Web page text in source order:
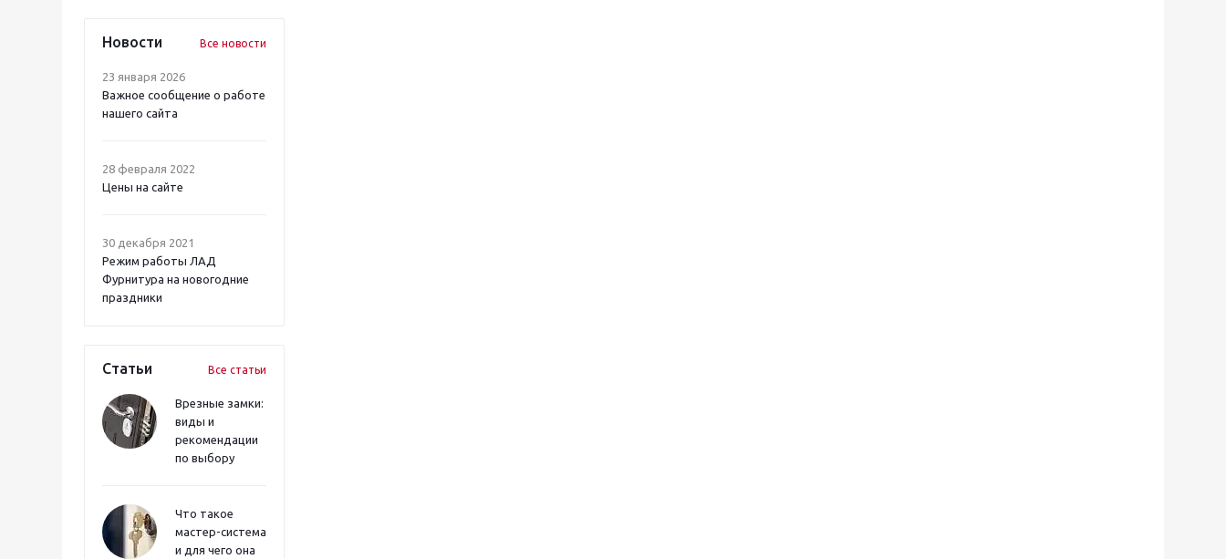
Новости Все новости
23 января 2026
Важное сообщение о работе
нашего сайта
28 февраля 2022
Цены на сайте
30 декабря 2021
Режим работы ЛАД
Фурнитура на новогодние
праздники
Статьи Все статьи
Врезные замки:
виды и
рекомендации
по выбору
Что такое
мастер-система
и для чего она